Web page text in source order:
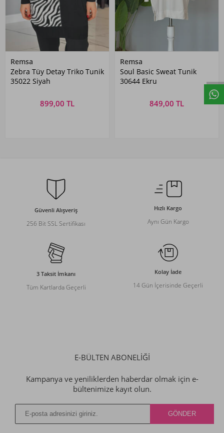
Remsa
Zebra Tüy Detay Triko Tunik
35022 Siyah
899,00 TL
Remsa
Soul Basic Sweat Tunik
30644 Ekru
849,00 TL
Güvenli Alışveriş
256 Bit SSL Sertifikası
Hızlı Kargo
Aynı Gün Kargo
3 Taksit İmkanı
Tüm Kartlarda Geçerli
Kolay İade
14 Gün İçerisinde Geçerli
E-BÜLTEN ABONELİĞİ
Kampanya ve yeniliklerden haberdar olmak için e-
bültenimize kayıt olun.